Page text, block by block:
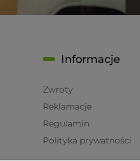
Informacje
Zwroty
Reklamacje
Regulamin
Polityka prywatności